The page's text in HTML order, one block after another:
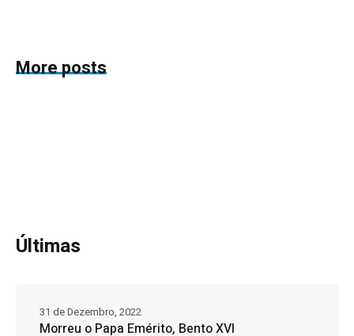
More posts
Últimas
Morreu o Papa Emérito, Bento XVI
31 de Dezembro, 2022